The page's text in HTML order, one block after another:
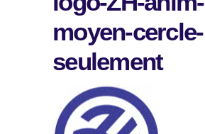
moyen-cercle-
seulement